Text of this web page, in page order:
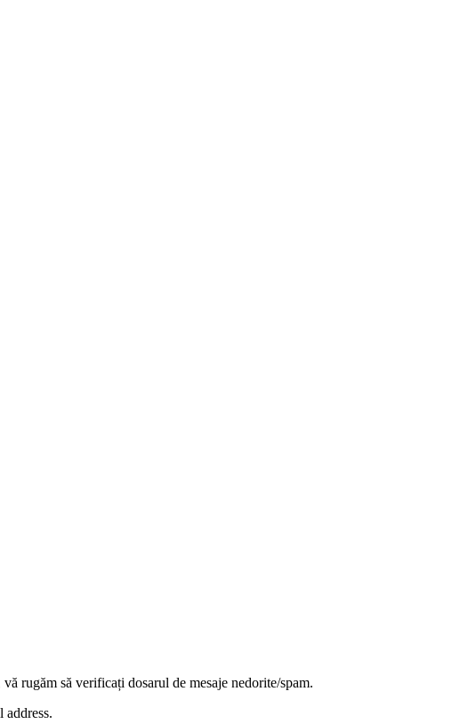
rugăm să verificați dosarul de mesaje nedorite/spam.
address.